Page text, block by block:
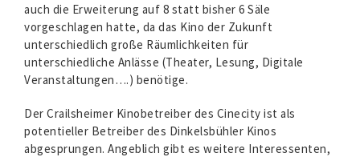
auch die Erweiterung auf 8 statt bisher 6 Säle
vorgeschlagen hatte, da das Kino der Zukunft
unterschiedlich große Räumlichkeiten für
unterschiedliche Anlässe (Theater, Lesung, Digitale
Veranstaltungen….) benötige.
Der Crailsheimer Kinobetreiber des Cinecity ist als
potentieller Betreiber des Dinkelsbühler Kinos
abgesprungen. Angeblich gibt es weitere Interessenten,